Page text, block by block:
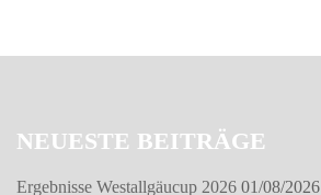
NEUESTE BEITRÄGE
Ergebnisse Westallgäucup 2026 01/08/2026